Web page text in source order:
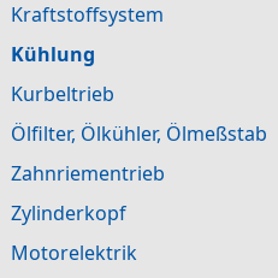
Kraftstoffsystem
Kühlung
Kurbeltrieb
Ölfilter, Ölkühler, Ölmeßstab
Zahnriementrieb
Zylinderkopf
Motorelektrik